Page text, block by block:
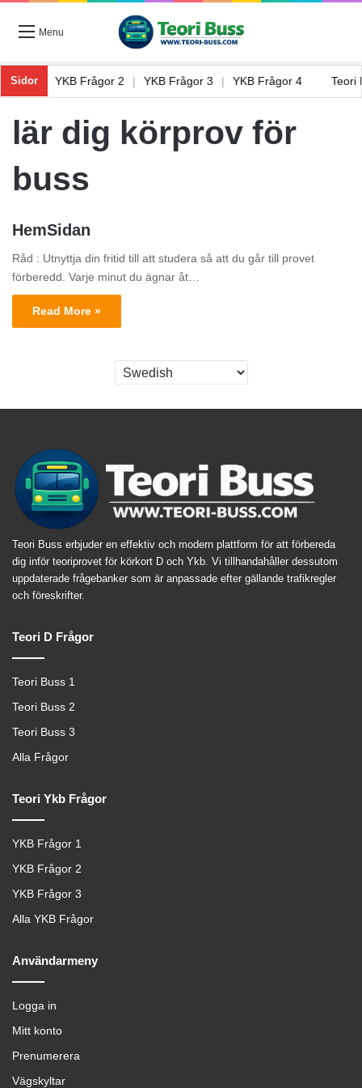
Menu
Sidor
1 YKB Frågor 2 YKB Frågor 3 YKB Frågor 4
lär dig körprov för
buss
HemSidan
Råd : Utnyttja din fritid till att studera så att du går till provet
förberedd. Varje minut du ägnar åt…
Read More »
Teori Buss erbjuder en effektiv och modern plattform för att förbereda
dig inför teoriprovet för körkort D och Ykb. Vi tillhandahåller dessutom
uppdaterade frågebanker som är anpassade efter gällande trafikregler
och föreskrifter.
Teori D Frågor
Teori Buss 1
Teori Buss 2
Teori Buss 3
Alla Frågor
Teori Ykb Frågor
YKB Frågor 1
YKB Frågor 2
YKB Frågor 3
Alla YKB Frågor
Användarmeny
Logga in
Mitt konto
Prenumerera
Vägskyltar